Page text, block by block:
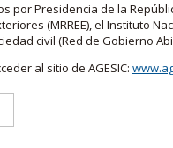
por Presidencia de la
(MRREE), el Instituto
civil (Red de Gobierno
al sitio de AGESIC: